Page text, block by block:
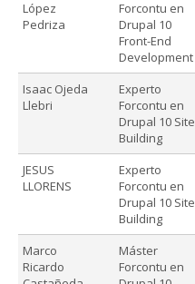
López
Pedriza
Forcontu en
Drupal 10
Front-End
Development
Isaac Ojeda
Llebri
Experto
Forcontu en
Drupal 10 Site
Building
JESUS
LLORENS
Experto
Forcontu en
Drupal 10 Site
Building
Marco
Ricardo
Máster
Forcontu en